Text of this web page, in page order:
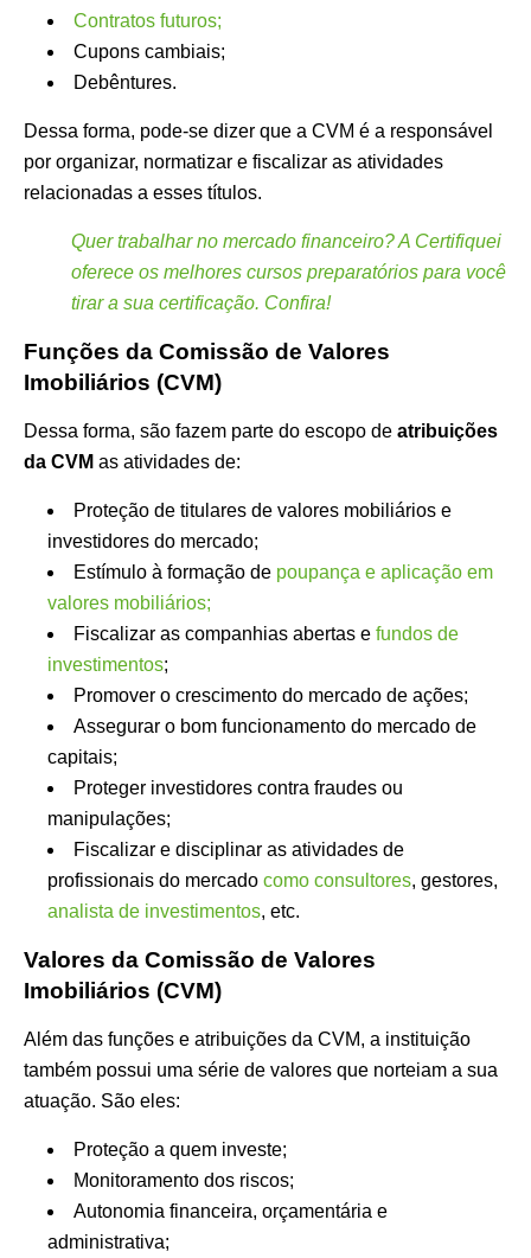
Contratos futuros;
Cupons cambiais;
Debêntures.
Dessa forma, pode-se dizer que a CVM é a responsável
por organizar, normatizar e fiscalizar as atividades
relacionadas a esses títulos.
Quer trabalhar no mercado financeiro? A Certifiquei
oferece os melhores cursos preparatórios para você
tirar a sua certificação. Confira!
Funções da Comissão de Valores
Imobiliários (CVM)
Dessa forma, são fazem parte do escopo de atribuições
da CVM as atividades de:
Proteção de titulares de valores mobiliários e
investidores do mercado;
Estímulo à formação de poupança e aplicação em
valores mobiliários;
Fiscalizar as companhias abertas e fundos de
investimentos;
Promover o crescimento do mercado de ações;
Assegurar o bom funcionamento do mercado de
capitais;
Proteger investidores contra fraudes ou
manipulações;
Fiscalizar e disciplinar as atividades de
profissionais do mercado como consultores, gestores,
analista de investimentos, etc.
Valores da Comissão de Valores
Imobiliários (CVM)
Além das funções e atribuições da CVM, a instituição
também possui uma série de valores que norteiam a sua
atuação. São eles:
Proteção a quem investe;
Monitoramento dos riscos;
Autonomia financeira, orçamentária e
administrativa;